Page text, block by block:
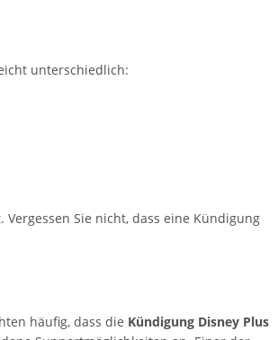
unterschiedlich:
Sie nicht, dass eine Kündigung
häufig, dass die Kündigung Disney Plus